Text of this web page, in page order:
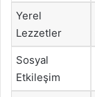
Yerel
Lezzetler
Sosyal
Etkileşim